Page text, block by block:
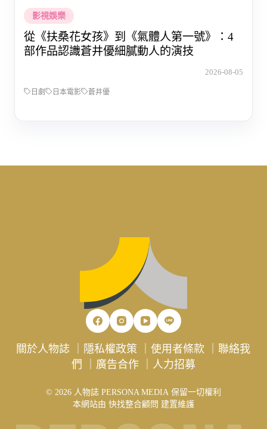
影視娛樂
從《扶桑花女孩》到《氣體人第一號》：4
部作品認識蒼井優細膩動人的演技
2026-08-05
日劇 日本電影 蒼井優
關於人物誌 隱私權政策 ｜使用者條款 ｜聯絡我
們
廣告合作｜ 人力招募
© 2026 人物誌 PERSONA MEDIA 保留一切權利
本網站由 快找整合顧問 建置維護